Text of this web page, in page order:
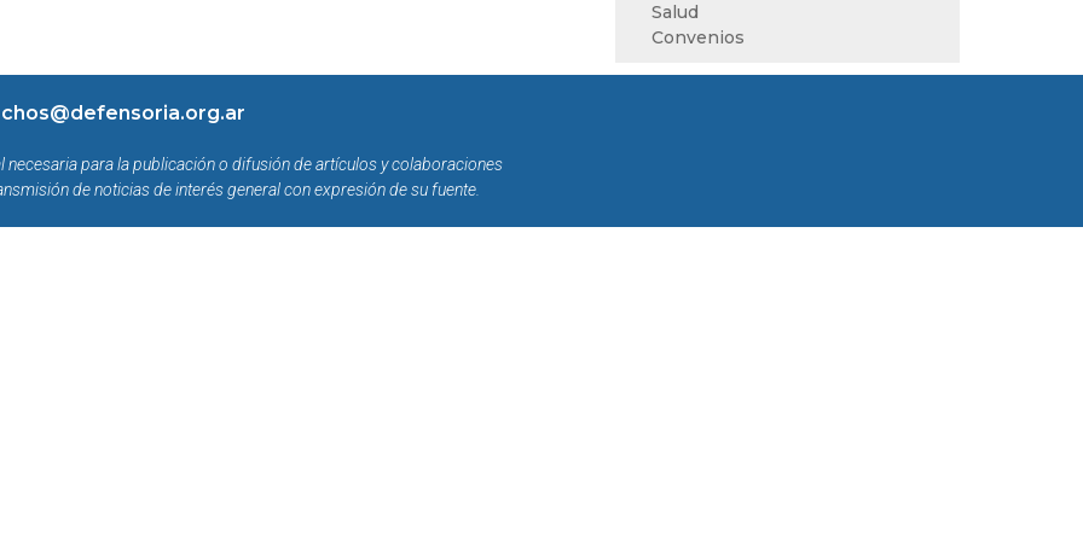
Salud
Convenios
para la publicación o difusión de artículos y colaboraciones
de noticias de interés general con expresión de su fuente.